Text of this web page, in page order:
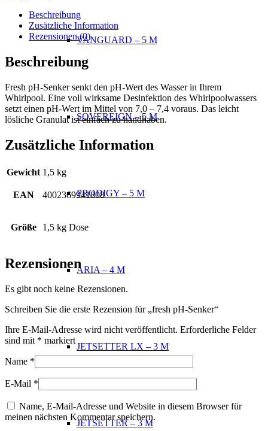
VANGUARD – 5 M
SOVEREIGN – 5 M
PRODIGY – 5 M
ARIA – 4 M
JETSETTER LX – 3 M
JETSETTER – 3 M
Beschreibung
Zusätzliche Information
Rezensionen (0)
Beschreibung
Fresh pH-Senker senkt den pH-Wert des Wasser in Ihrem
Whirlpool. Eine voll wirksame Desinfektion des Whirlpoolwassers
setzt einen pH-Wert im Mittel von 7,0 – 7,4 voraus. Das leicht
lösliche Granulat ist einfach zu handhaben.
Zusätzliche Information
Gewicht 1,5 kg
EAN 4002369941808
Größe 1,5 kg Dose
Rezensionen
Es gibt noch keine Rezensionen.
Schreiben Sie die erste Rezension für „fresh pH-Senker“
Ihre E-Mail-Adresse wird nicht veröffentlicht. Erforderliche Felder
sind mit * markiert
Name *
E-Mail *
Name, E-Mail-Adresse und Website in diesem Browser für
meinen nächsten Kommentar speichern.